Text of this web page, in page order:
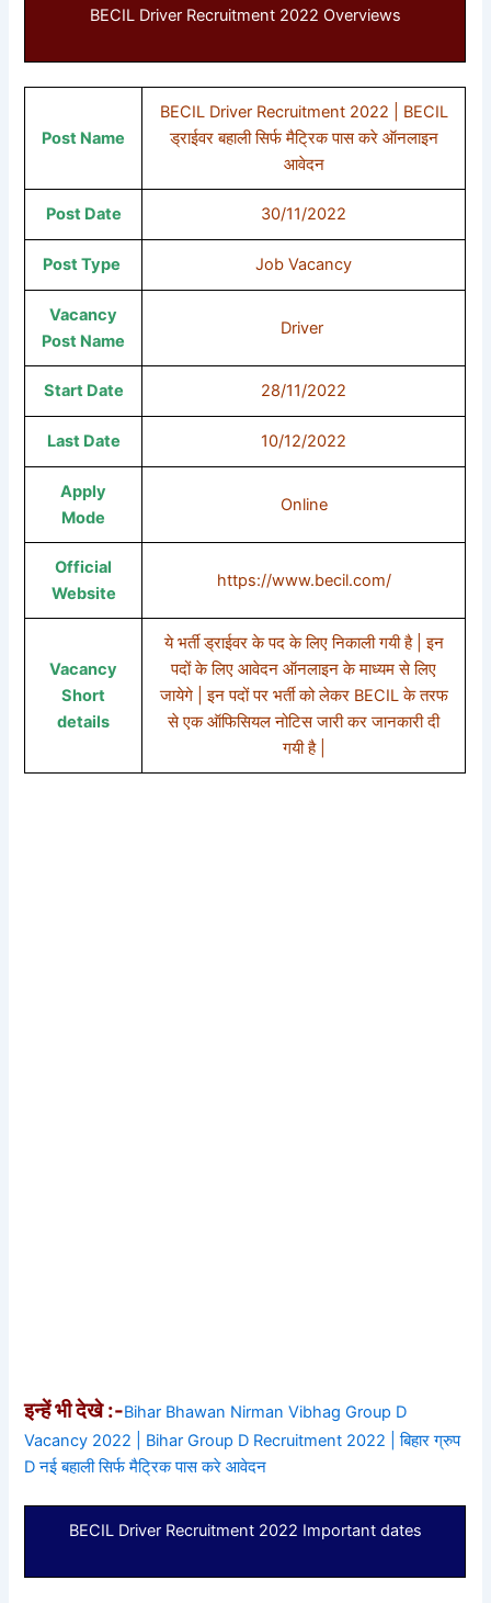
BECIL Driver Recruitment 2022 Overviews
Post Name
BECIL Driver Recruitment 2022 | BECIL
ड्राईवर बहाली सिर्फ मैट्रिक पास करे ऑनलाइन
आवेदन
Post Date 30/11/2022
Post Type Job Vacancy
Vacancy
Post Name
Driver
Start Date 28/11/2022
Last Date 10/12/2022
Apply
Mode
Online
Official
Website
https://www.becil.com/
Vacancy
Short
details
ये भर्ती ड्राईवर के पद के लिए निकाली गयी है | इन
पदों के लिए आवेदन ऑनलाइन के माध्यम से लिए
जायेगे | इन पदों पर भर्ती को लेकर BECIL के तरफ
से एक ऑफिसियल नोटिस जारी कर जानकारी दी
गयी है |
इन्हें भी देखे :-Bihar Bhawan Nirman Vibhag Group D
Vacancy 2022 | Bihar Group D Recruitment 2022 | बिहार ग्रुप
D नई बहाली सिर्फ मैट्रिक पास करे आवेदन
BECIL Driver Recruitment 2022 Important dates